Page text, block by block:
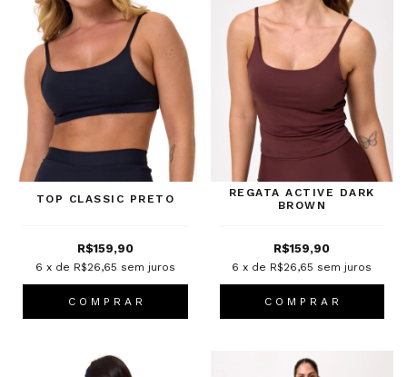
TOP CLASSIC PRETO
R$159,90
6 x de R$26,65 sem juros
C O M P R A R
REGATA ACTIVE DARK
BROWN
R$159,90
6 x de R$26,65 sem juros
C O M P R A R